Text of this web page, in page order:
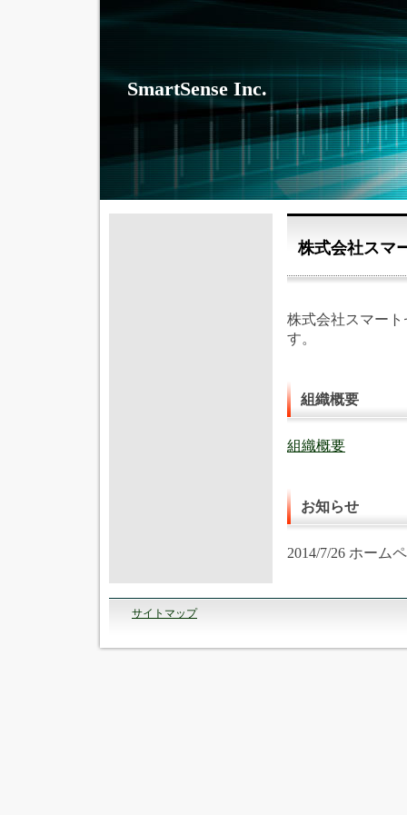
SmartSense Inc.
株式会社スマ
株式会社スマー
す。
組織概要
組織概要
お知らせ
2014/7/26 ホーム
サイトマップ